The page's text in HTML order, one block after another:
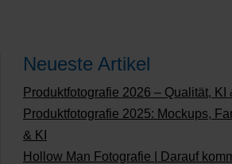
Neueste Artikel
Produktfotografie 2026 – Qualität, KI
Produktfotografie 2025: Mockups,
& KI
Hollow Man Fotografie | Darauf